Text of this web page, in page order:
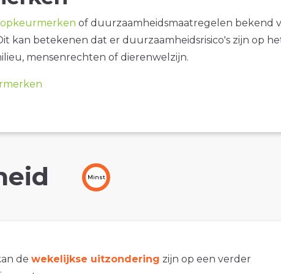
of duurzaamheidsmaatregelen bekend
kan betekenen dat er duurzaamheidsrisico's zijn op
mensenrechten of dierenwelzijn.
Minst
de wekelijkse uitzondering zijn op een verder